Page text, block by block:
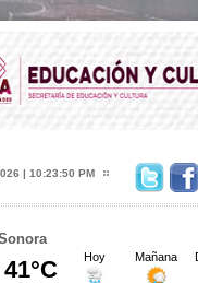
| 10:23:51 PM